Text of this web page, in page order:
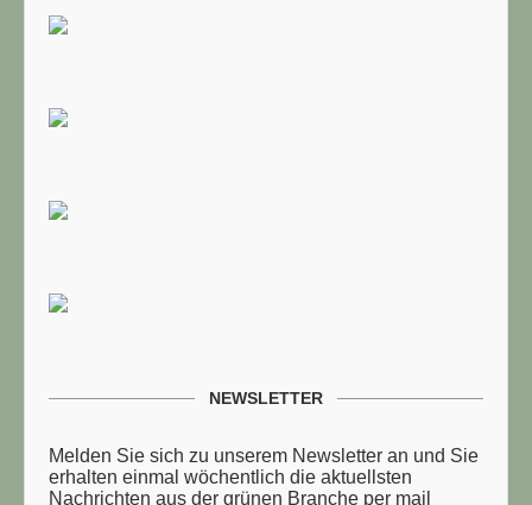
NEWSLETTER
Melden Sie sich zu unserem Newsletter an und Sie
erhalten einmal wöchentlich die aktuellsten
Nachrichten aus der grünen Branche per mail